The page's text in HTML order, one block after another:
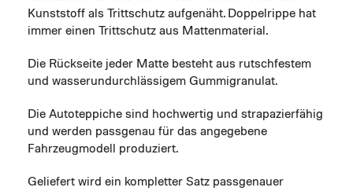
Kunststoff als Trittschutz aufgenäht. Doppelrippe hat
immer einen Trittschutz aus Mattenmaterial.
Die Rückseite jeder Matte besteht aus rutschfestem
und wasserundurchlässigem Gummigranulat.
Die Autoteppiche sind hochwertig und strapazierfähig
und werden passgenau für das angegebene
Fahrzeugmodell produziert.
Geliefert wird ein kompletter Satz passgenauer